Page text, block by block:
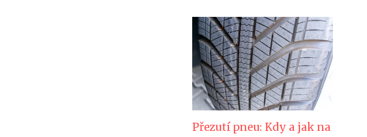
Přezutí pneu: Kdy a jak na